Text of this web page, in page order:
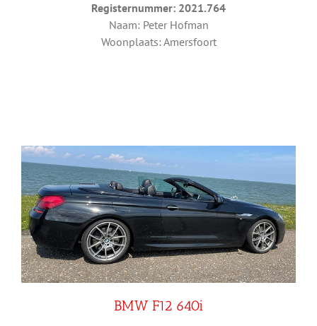
Registernummer: 2021.764
Naam: Peter Hofman
Woonplaats: Amersfoort
BMW F12 640i